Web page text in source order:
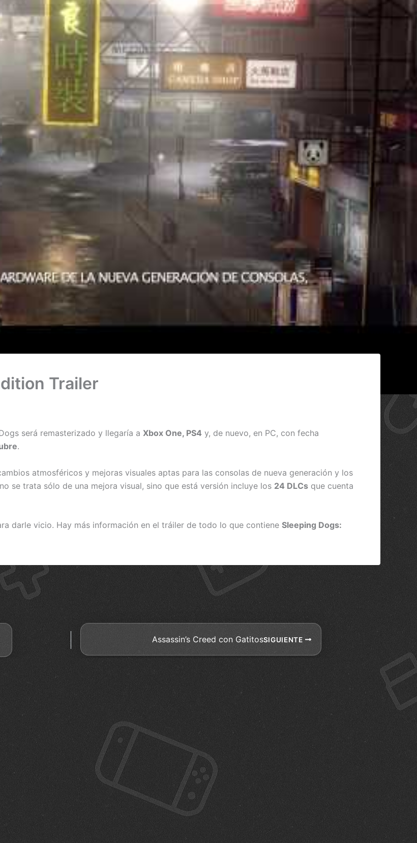
Trailer
será remasterizado y llegaría a Xbox One, PS4 y, de nuevo, en PC, con fecha
.
atmosféricos y mejoras visuales aptas para las consolas de nueva generación y los
se trata sólo de una mejora visual, sino que está versión incluye los 24 DLCs que cuenta
darle vicio. Hay más información en el tráiler de todo lo que contiene Sleeping Dogs:
SIGUIENTE
Assassin’s Creed con Gatitos